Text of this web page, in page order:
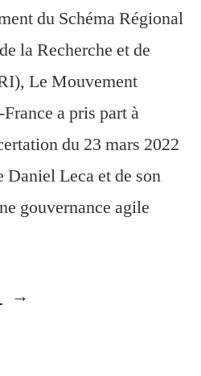
du Schéma Régional
la Recherche et de
Le Mouvement
a pris part à
du 23 mars 2022
Leca et de son
gouvernance agile